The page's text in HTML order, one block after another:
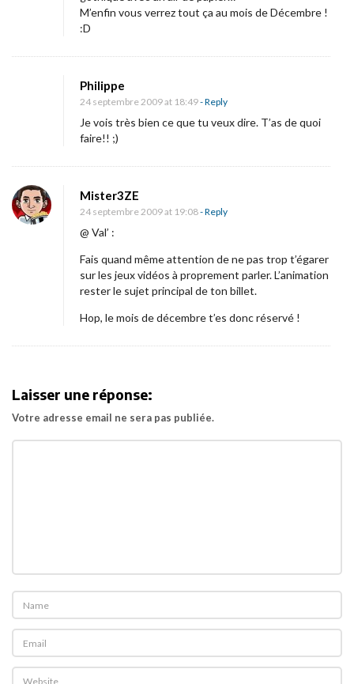
M’enfin vous verrez tout ça au mois de Décembre !
:D
Philippe
24 septembre 2009 at 18:49- Reply
Je vois très bien ce que tu veux dire. T’as de quoi
faire!! ;)
Mister3ZE
24 septembre 2009 at 19:08- Reply
@ Val’ :
Fais quand même attention de ne pas trop t’égarer
sur les jeux vidéos à proprement parler. L’animation
rester le sujet principal de ton billet.
Hop, le mois de décembre t’es donc réservé !
Laisser une réponse:
Votre adresse email ne sera pas publiée.